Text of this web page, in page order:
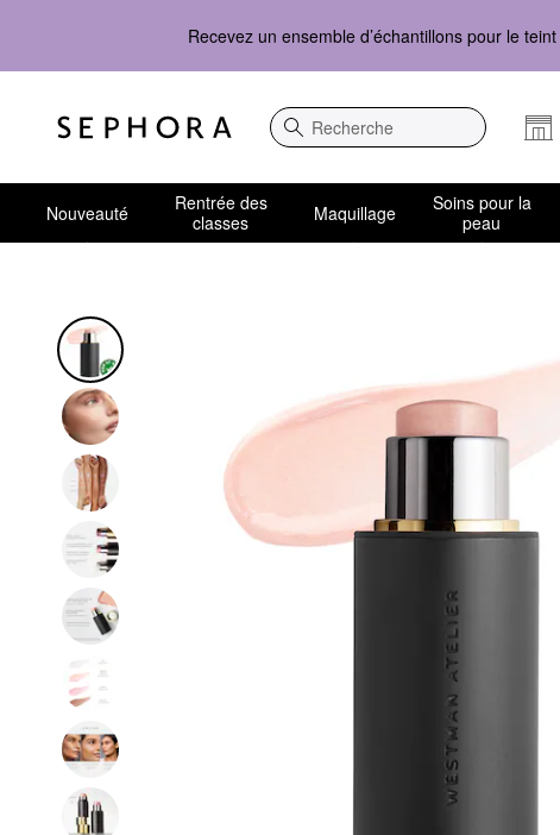
Recevez un ensemble d’échantillons pour le teint
Recherche
Nouveauté
Rentrée des
classes
Maquillage
Soins pour la
peau